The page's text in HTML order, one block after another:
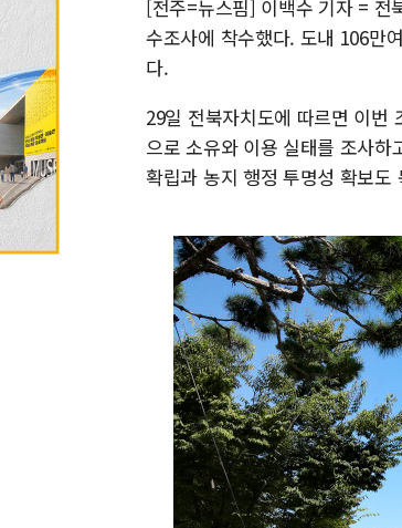
[전주=뉴스핌] 이백수 기자 = 전
수조사에 착수했다. 도내 106만
다.
29일 전북자치도에 따르면 이번
으로 소유와 이용 실태를 조사
확립과 농지 행정 투명성 확보도